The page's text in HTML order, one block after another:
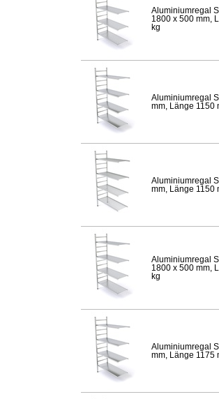
Aluminiumregal
1800 x 500 mm,
kg
Aluminiumregal
mm, Länge 1150
Aluminiumregal
mm, Länge 1150
Aluminiumregal
1800 x 500 mm,
kg
Aluminiumregal
mm, Länge 1175